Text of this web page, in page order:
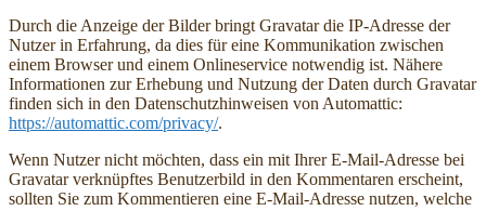
Durch die Anzeige der Bilder bringt Gravatar die IP-Adresse der
Nutzer in Erfahrung, da dies für eine Kommunikation zwischen
einem Browser und einem Onlineservice notwendig ist. Nähere
Informationen zur Erhebung und Nutzung der Daten durch Gravatar
finden sich in den Datenschutzhinweisen von Automattic:
https://automattic.com/privacy/.
Wenn Nutzer nicht möchten, dass ein mit Ihrer E-Mail-Adresse bei
Gravatar verknüpftes Benutzerbild in den Kommentaren erscheint,
sollten Sie zum Kommentieren eine E-Mail-Adresse nutzen, welche